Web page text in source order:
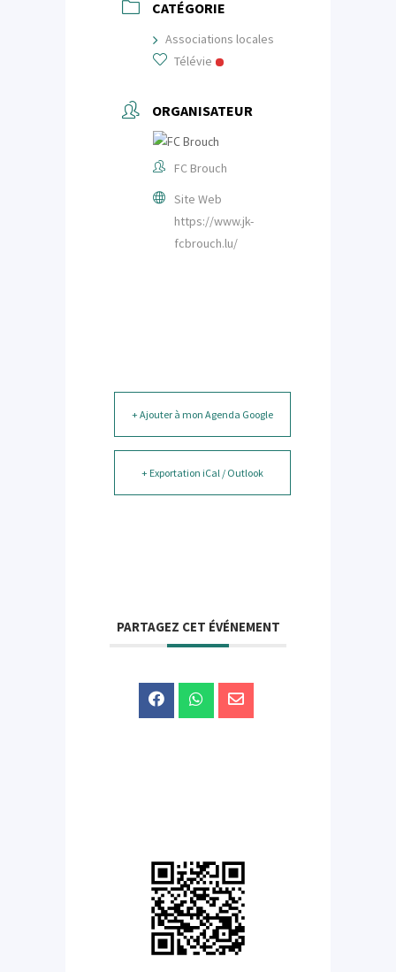
CATÉGORIE
Associations locales
Télévie
ORGANISATEUR
FC Brouch
Site Web
https://www.jk-
fcbrouch.lu/
+ Ajouter à mon Agenda Google
+ Exportation iCal / Outlook
PARTAGEZ CET ÉVÉNEMENT